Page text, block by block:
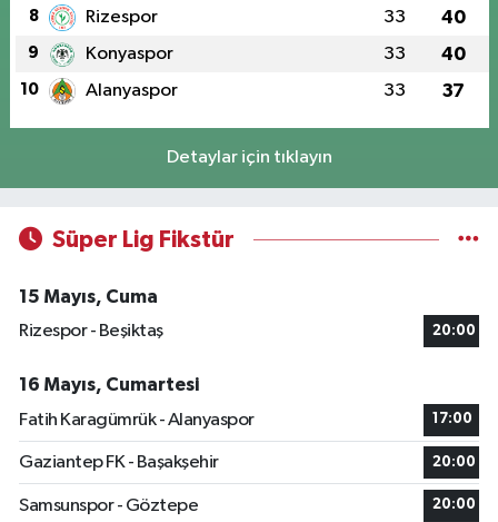
8 Rizespor 33 40
9 Konyaspor 33 40
10 Alanyaspor 33 37
Detaylar için tıklayın
Süper Lig Fikstür
15 Mayıs, Cuma
Rizespor - Beşiktaş
20:00
16 Mayıs, Cumartesi
Fatih Karagümrük - Alanyaspor
17:00
Gaziantep FK - Başakşehir 20:00
Samsunspor - Göztepe 20:00